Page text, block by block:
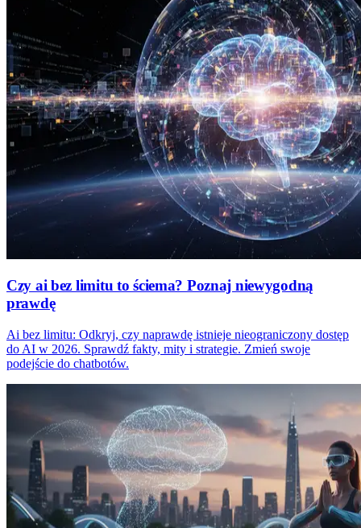
Czy ai bez limitu to ściema? Poznaj niewygodną
prawdę
Ai bez limitu: Odkryj, czy naprawdę istnieje nieograniczony dostęp
do AI w 2026. Sprawdź fakty, mity i strategie. Zmień swoje
podejście do chatbotów.